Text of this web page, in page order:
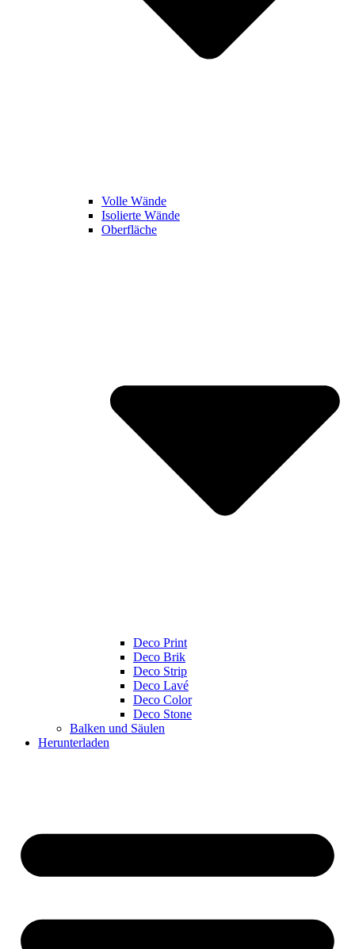
Volle Wände
Isolierte Wände
Oberfläche
Deco Print
Deco Brik
Deco Strip
Deco Lavé
Deco Color
Deco Stone
Balken und Säulen
Herunterladen